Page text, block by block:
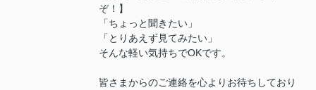
ぞ！】
「ちょっと聞きたい」
「とりあえず見てみたい」
そんな軽い気持ちでOKです。
皆さまからのご連絡を心よりお待ちしており